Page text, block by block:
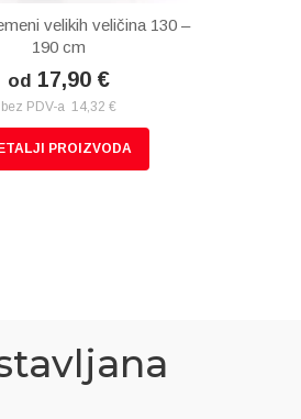
velikih veličina 130 –
190 cm
od 17,90 €
bez PDV-a 14,32 €
PROIZVODA